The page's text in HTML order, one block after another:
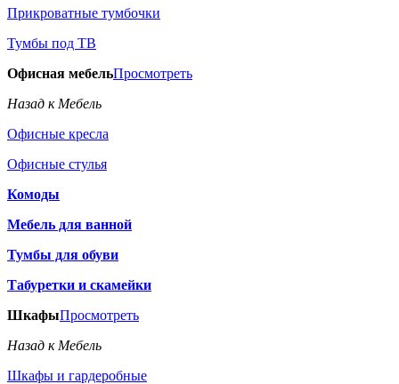
Прикроватные тумбочки
Тумбы под ТВ
Офисная мебельПросмотреть
Назад к Мебель
Офисные кресла
Офисные стулья
Комоды
Мебель для ванной
Тумбы для обуви
Табуретки и скамейки
ШкафыПросмотреть
Назад к Мебель
Шкафы и гардеробные